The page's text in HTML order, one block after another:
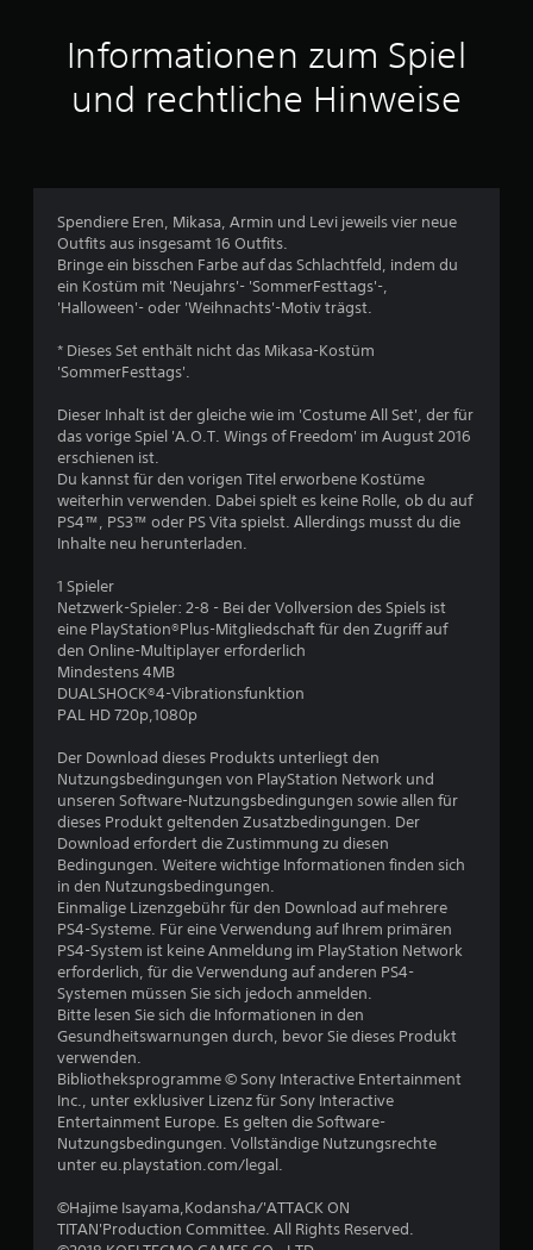
t
t
c
h
w
e
r
u
4
3
3
v
Informationen zum Spiel
und rechtliche Hinweise
Spendiere Eren, Mikasa, Armin und Levi jeweils vier neue
Outfits aus insgesamt 16 Outfits.
Bringe ein bisschen Farbe auf das Schlachtfeld, indem du
ein Kostüm mit 'Neujahrs'- 'SommerFesttags'-,
'Halloween'- oder 'Weihnachts'-Motiv trägst.
* Dieses Set enthält nicht das Mikasa-Kostüm
'SommerFesttags'.
Dieser Inhalt ist der gleiche wie im 'Costume All Set', der für
das vorige Spiel 'A.O.T. Wings of Freedom' im August 2016
erschienen ist.
Du kannst für den vorigen Titel erworbene Kostüme
weiterhin verwenden. Dabei spielt es keine Rolle, ob du auf
PS4™, PS3™ oder PS Vita spielst. Allerdings musst du die
Inhalte neu herunterladen.
1 Spieler
Netzwerk-Spieler: 2-8 - Bei der Vollversion des Spiels ist
eine PlayStation®Plus-Mitgliedschaft für den Zugriff auf
den Online-Multiplayer erforderlich
Mindestens 4MB
DUALSHOCK®4-Vibrationsfunktion
PAL HD 720p,1080p
Der Download dieses Produkts unterliegt den
Nutzungsbedingungen von PlayStation Network und
unseren Software-Nutzungsbedingungen sowie allen für
dieses Produkt geltenden Zusatzbedingungen. Der
Download erfordert die Zustimmung zu diesen
Bedingungen. Weitere wichtige Informationen finden sich
in den Nutzungsbedingungen.
Einmalige Lizenzgebühr für den Download auf mehrere
PS4-Systeme. Für eine Verwendung auf Ihrem primären
PS4-System ist keine Anmeldung im PlayStation Network
erforderlich, für die Verwendung auf anderen PS4-
Systemen müssen Sie sich jedoch anmelden.
Bitte lesen Sie sich die Informationen in den
Gesundheitswarnungen durch, bevor Sie dieses Produkt
verwenden.
Bibliotheksprogramme © Sony Interactive Entertainment
Inc., unter exklusiver Lizenz für Sony Interactive
Entertainment Europe. Es gelten die Software-
Nutzungsbedingungen. Vollständige Nutzungsrechte
unter eu.playstation.com/legal.
©Hajime Isayama,Kodansha/'ATTACK ON
TITAN'Production Committee. All Rights Reserved.